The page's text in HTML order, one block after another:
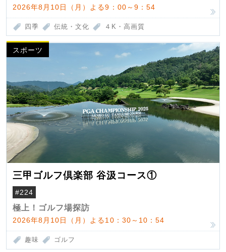
2026年8月10日（月）よる9：00～9：54
四季 伝統・文化 ４K・高画質
スポーツ
三甲ゴルフ倶楽部 谷汲コース①
#224
極上！ゴルフ場探訪
2026年8月10日（月）よる10：30～10：54
趣味 ゴルフ